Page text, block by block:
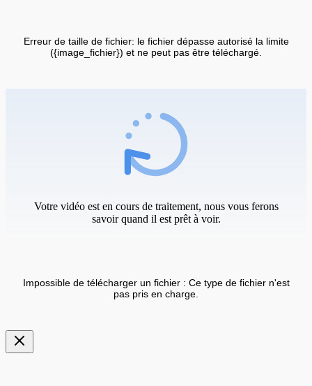
Erreur de taille de fichier: le fichier dépasse autorisé la limite
({image_fichier}) et ne peut pas être téléchargé.
Votre vidéo est en cours de traitement, nous vous ferons
savoir quand il est prêt à voir.
Impossible de télécharger un fichier : Ce type de fichier n'est
pas pris en charge.